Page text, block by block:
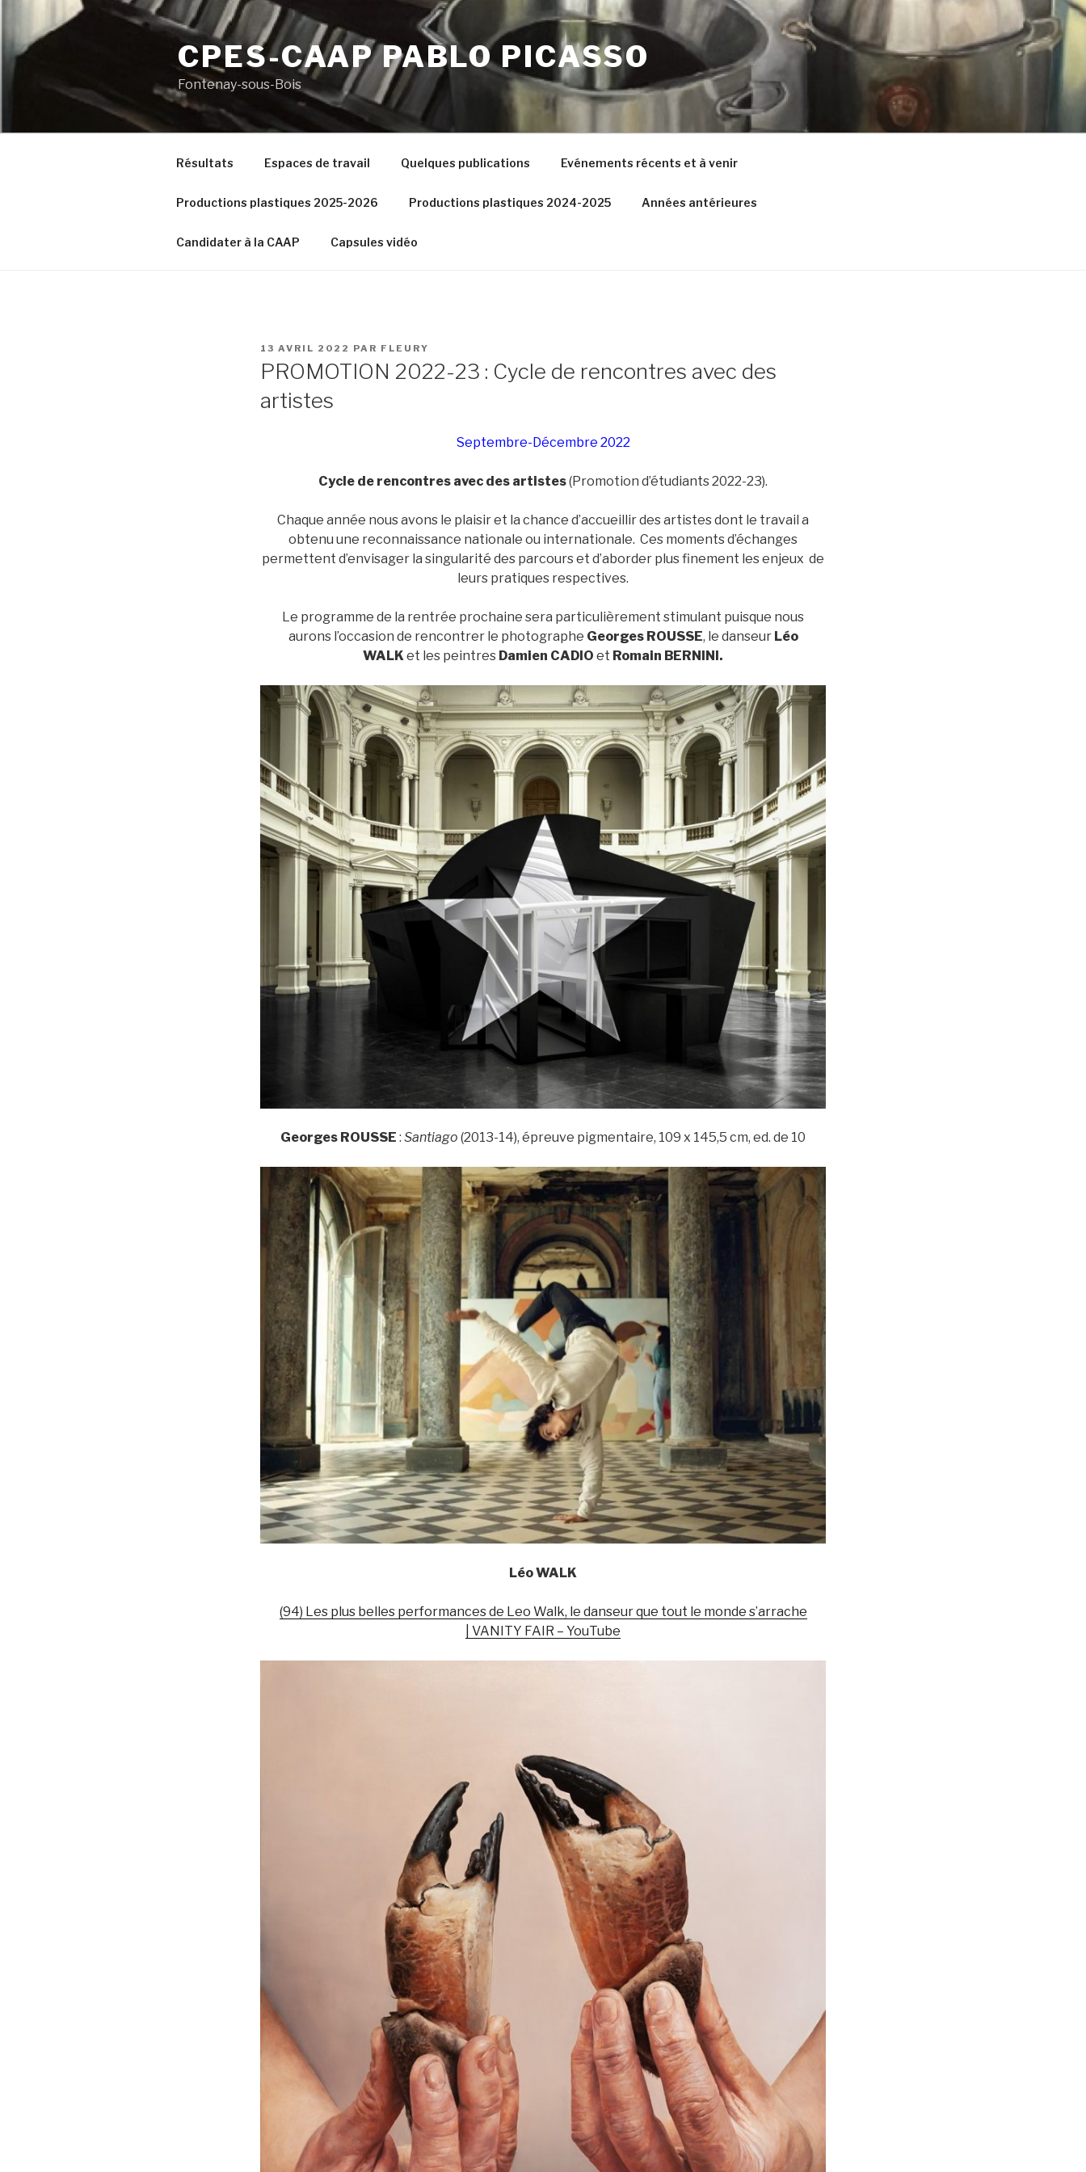
contenu
principal
CPES-CAAP PABLO PICASSO
Fontenay-sous-Bois
Résultats Espaces de travail Quelques publications Evénements récents et à venir
Productions plastiques 2025-2026 Productions plastiques 2024-2025 Années antérieures
Candidater à la CAAP Capsules vidéo
PUBLIÉ
13 AVRIL 2022 PAR FLEURY
PROMOTION 2022-23 : Cycle de rencontres avec des
artistes
Septembre-Décembre 2022
Cycle de rencontres avec des artistes(Promotion d’étudiants 2022-23).
Chaque année nous avons le plaisir et la chance d’accueillir des artistes dont le travail a
obtenu une reconnaissance nationale ou internationale. Ces moments d’échanges
permettent d’envisager la singularité des parcours et d’aborder plus finement les enjeux de
leurs pratiques respectives.
Le programme de la rentrée prochaine sera particulièrement stimulant puisque nous
aurons l’occasion de rencontrer le photographe Georges ROUSSE, le danseurLéo
WALKet les peintres Damien CADIO et Romain BERNINI.
Georges ROUSSE : Santiago (2013-14), épreuve pigmentaire, 109 x 145,5 cm, ed. de 10
Léo WALK
(94) Les plus belles performances de Leo Walk, le danseur que tout le monde s’arrache
| VANITY FAIR – YouTube